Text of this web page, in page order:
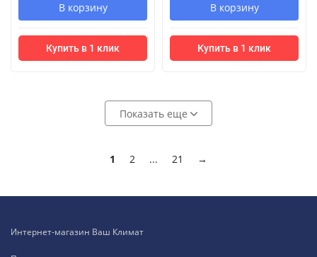
В корзину
Купить в 1 клик
В корзину
Купить в 1 клик
Показать еще
1 2 ... 21 →
Интернет-магазин Ваш Климат